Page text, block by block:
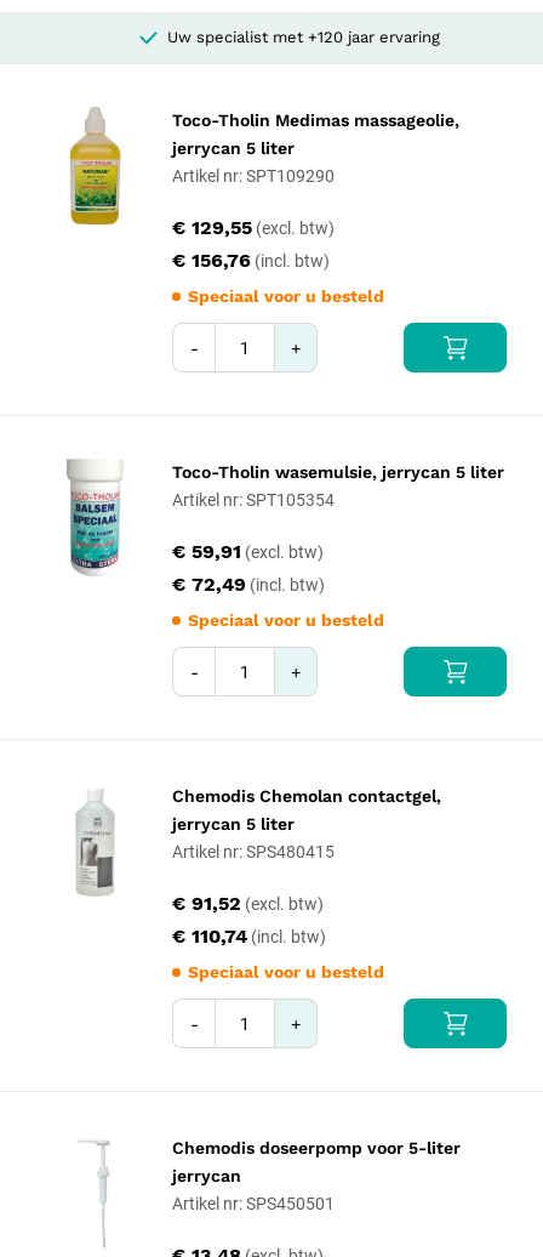
Uw specialist met +120 jaar ervaring
Toco-Tholin Medimas massageolie,
jerrycan 5 liter
Artikel nr: SPT109290
€ 156,76
€ 129,55
Speciaal voor u besteld
- +
Toco-Tholin wasemulsie, jerrycan 5 liter
Artikel nr: SPT105354
€ 72,49
€ 59,91
Speciaal voor u besteld
- +
Chemodis Chemolan contactgel,
jerrycan 5 liter
Artikel nr: SPS480415
€ 110,74
€ 91,52
Speciaal voor u besteld
- +
Chemodis doseerpomp voor 5-liter
jerrycan
Artikel nr: SPS450501